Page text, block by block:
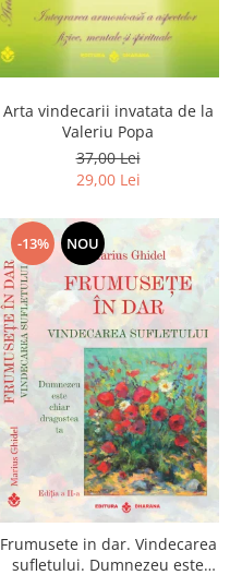
Arta vindecarii invatata de la
Valeriu Popa
37,00 Lei
29,00 Lei
-13% NOU
Frumusete in dar. Vindecarea
sufletului. Dumnezeu este